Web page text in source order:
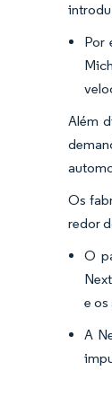
Por
Além
Os
redor
O
e
A